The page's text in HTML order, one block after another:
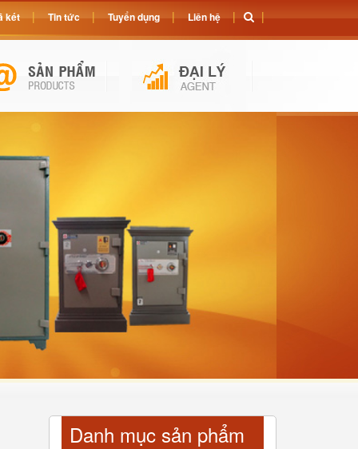
Danh mục sản phẩm
két Tin tức Tuyển dụng Liên hệ